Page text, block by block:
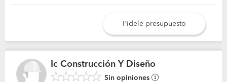
Pídele presupuesto
Ic Construcción Y Diseño
Sin opiniones